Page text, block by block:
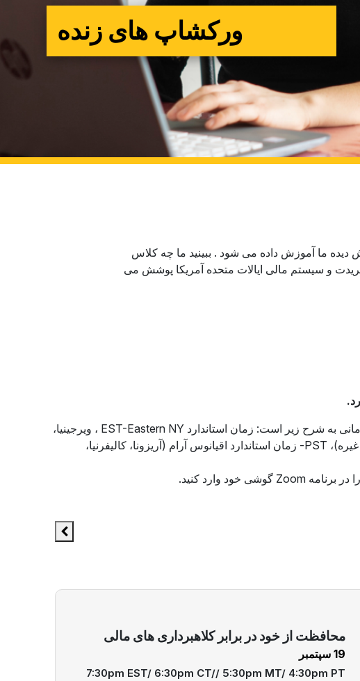
ورکشاپ های زنده
دیده ما آموزش داده می شود . ببینید ما چه کلاس
کریدت و سیستم مالی ایالات متحده آمریکا پوشش می
لطفاً به زمانهای کلاس توجه داشته باشید، زیرا آنها برای همه مناطق زمانی در ایالات متحده فهرست شده اند . مناطق زمانی به شرح زیر است: زمان استاندارد EST-Eastern NY ، ویرجینیا،
جورجیا، و غیره(، CT-زمان مرکزی (ایلینوی، تگزاس، ویسکانسین، و غیره)، زمان MT-Mountain (کلرادو، وایومینگ، و غیره)، PST- زمان استاندارد اقیانوس آرام (آریزونا، کالیفرنیا،
محافظت از خود در برابر کلاهبرداری های مالی
19 سپتمبر
7:30pm EST/ 6:30pm CT// 5:30pm MT/ 4:30pm PT